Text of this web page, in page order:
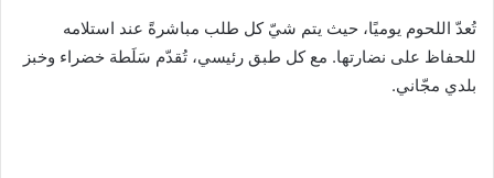
تُعدّ اللحوم يوميًا، حيث يتم شيّ كل طلب مباشرةً عند استلامه
للحفاظ على نضارتها. مع كل طبق رئيسي، تُقدّم سَلَطة خضراء وخبز
بلدي مجّاني.